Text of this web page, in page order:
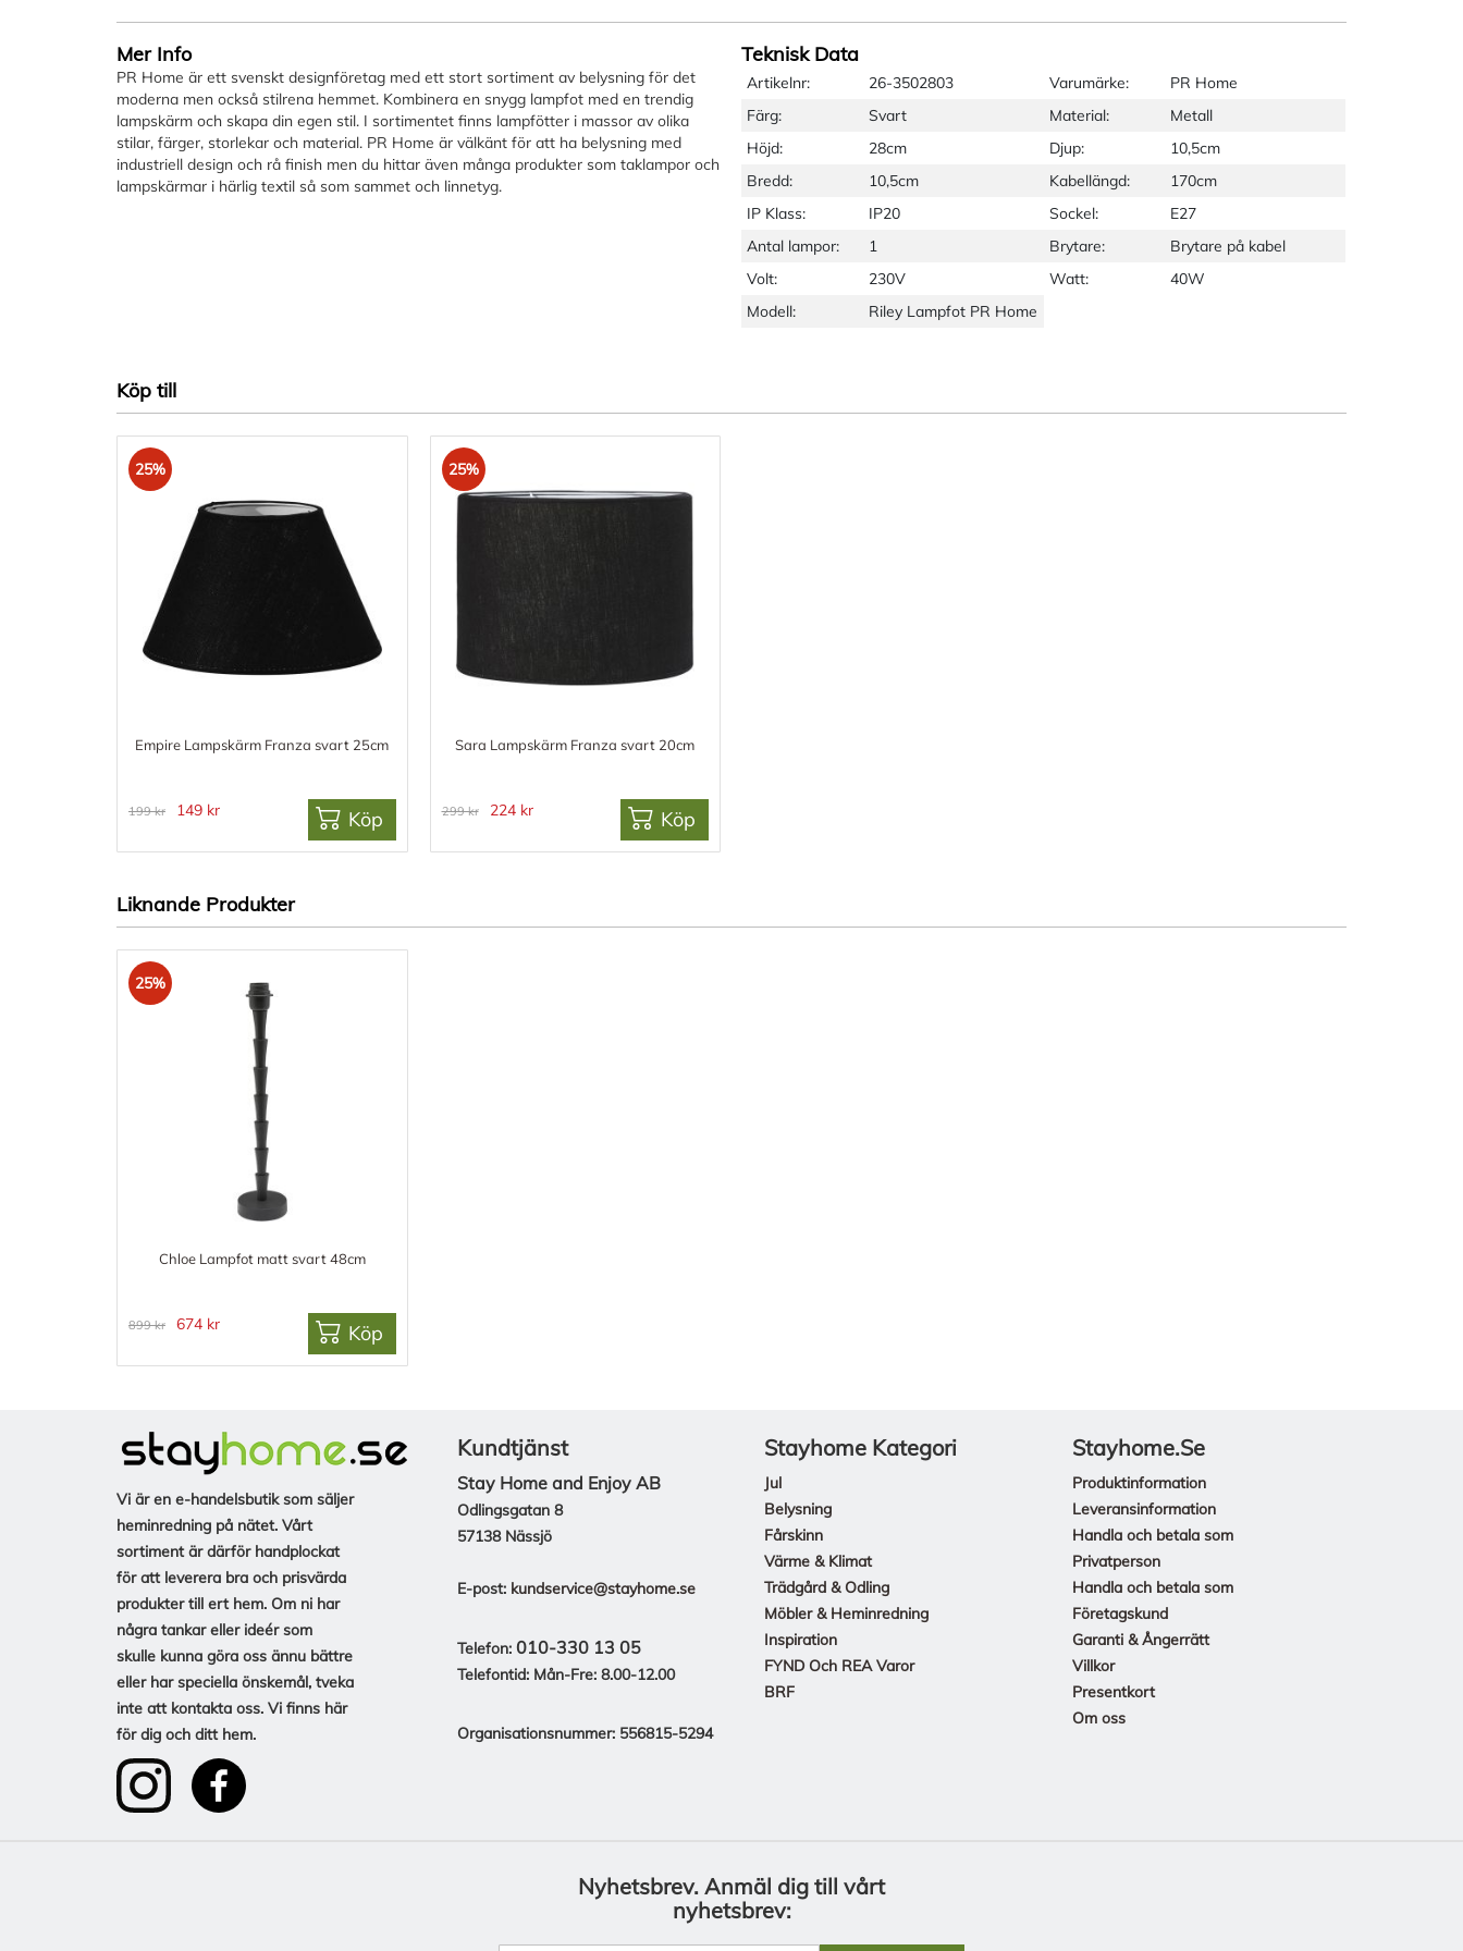
Mer Info
PR Home är ett svenskt designföretag med ett stort sortiment av belysning för det
moderna men också stilrena hemmet. Kombinera en snygg lampfot med en trendig
lampskärm och skapa din egen stil. I sortimentet finns lampfötter i massor av olika
stilar, färger, storlekar och material. PR Home är välkänt för att ha belysning med
industriell design och rå finish men du hittar även många produkter som taklampor och
lampskärmar i härlig textil så som sammet och linnetyg.
Teknisk Data
Artikelnr: 26-3502803 Varumärke:
PR Home
Färg:
Svart Material:
Metall
Höjd:
28cm Djup:
10,5cm
Bredd:
10,5cm Kabellängd:
170cm
IP Klass:
IP20 Sockel:
E27
Antal lampor:
1 Brytare:
Brytare på kabel
Volt:
230V Watt:
40W
Modell:
Riley Lampfot PR Home
Köp till
25%
Empire Lampskärm Franza svart 25cm
199 kr 149 kr Köp
25%
Sara Lampskärm Franza svart 20cm
299 kr 224 kr Köp
Liknande Produkter
25%
Chloe Lampfot matt svart 48cm
899 kr 674 kr Köp
Vi är en e-handelsbutik som säljer
heminredning på nätet. Vårt
sortiment är därför handplockat
för att leverera bra och prisvärda
produkter till ert hem. Om ni har
några tankar eller ideér som
skulle kunna göra oss ännu bättre
eller har speciella önskemål, tveka
inte att kontakta oss. Vi finns här
för dig och ditt hem.
Kundtjänst
Stay Home and Enjoy AB
Odlingsgatan 8
57138 Nässjö
E-post: kundservice@stayhome.se
Telefon: 010-330 13 05
Telefontid: Mån-Fre: 8.00-12.00
Organisationsnummer: 556815-5294
Stayhome Kategori
Jul
Belysning
Fårskinn
Värme & Klimat
Trädgård & Odling
Möbler & Heminredning
Inspiration
FYND Och REA Varor
BRF
Stayhome.se
Produktinformation
Leveransinformation
Handla och betala som
Privatperson
Handla och betala som
Företagskund
Garanti & Ångerrätt
Villkor
Presentkort
Om oss
Nyhetsbrev. Anmäl dig till vårt
nyhetsbrev: